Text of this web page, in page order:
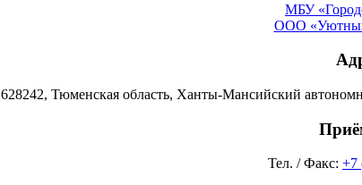
МБУ
ООО «Уютный
628242, Тюменская область, Ханты-Мансийский
Тел. / Факс: +7